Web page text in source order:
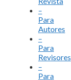
–
Para
Autores
–
Para
Revisores
–
Para